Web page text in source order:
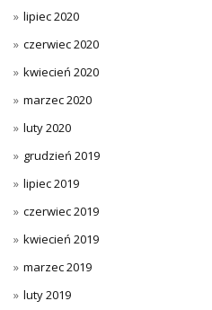
lipiec 2020
czerwiec 2020
kwiecień 2020
marzec 2020
luty 2020
grudzień 2019
lipiec 2019
czerwiec 2019
kwiecień 2019
marzec 2019
luty 2019